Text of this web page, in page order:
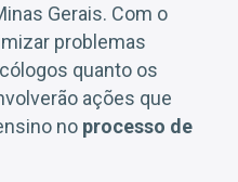
Gerais. Com o
problemas
quanto os
ações que
no processo de